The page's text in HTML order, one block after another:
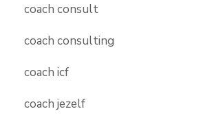
coach consult
coach consulting
coach icf
coach jezelf